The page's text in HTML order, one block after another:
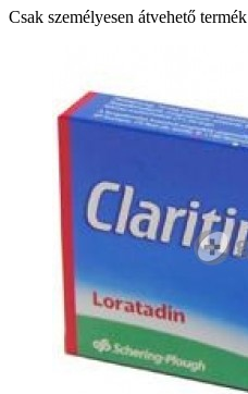
Csak személyesen átvehető termék